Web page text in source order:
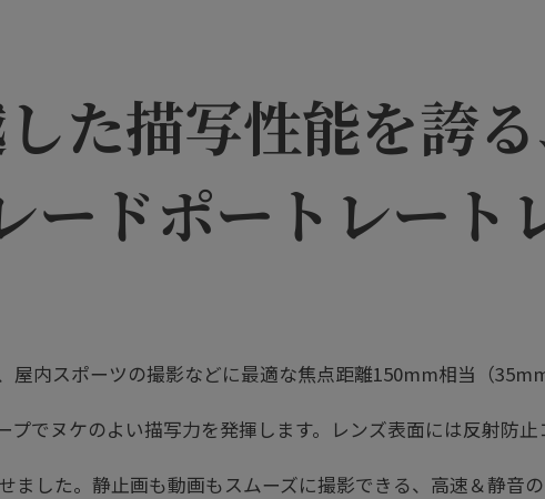
た描写性能を誇る
ードポートレート
屋内スポーツの撮影などに最適な焦点距離150mm相当（
でヌケのよい描写力を発揮します。レンズ表面には反射防
ました。静止画も動画もスムーズに撮影できる、高速＆静音